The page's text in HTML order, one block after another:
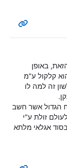
באופן
קלקול ע"מ
זה למה לו
הגדול אשר חשב
זולת ע"י
אגלאי מלתא